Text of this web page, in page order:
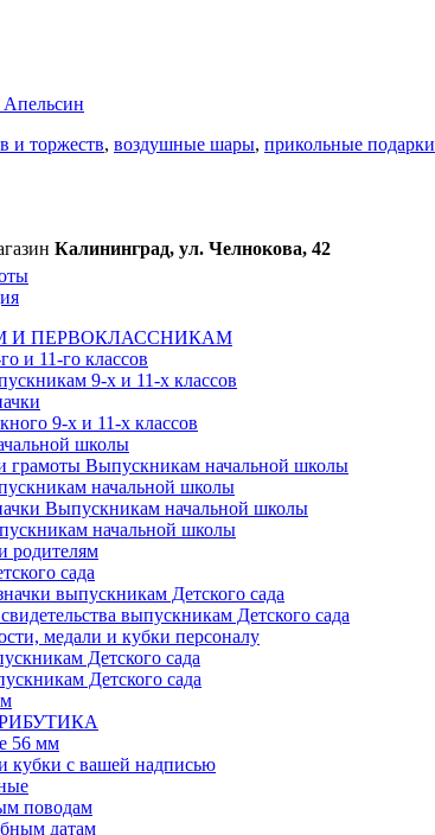
и торжеств, воздушные шары, прикольные подарки
Калининград, ул. Челнокова, 42
И ПЕРВОКЛАССНИКАМ
и 11-го классов
9-х и 11-х классов
9-х и 11-х классов
школы
грамоты Выпускникам начальной школы
начальной школы
Выпускникам начальной школы
начальной школы
родителям
сада
выпускникам Детского сада
выпускникам Детского сада
медали и кубки персоналу
Детского сада
Детского сада
56 мм
кубки с вашей надписью
поводам
датам